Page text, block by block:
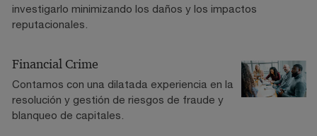
investigarlo minimizando los daños y los impactos
reputacionales.
Financial Crime
Contamos con una dilatada experiencia en la
resolución y gestión de riesgos de fraude y
blanqueo de capitales.